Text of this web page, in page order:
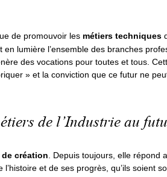
de promouvoir les métiers techniques
en lumière l’ensemble des branches
des vocations pour toutes et tous.
» et la conviction que ce futur ne
de l’Industrie au
création . Depuis toujours, elle répond
et de ses progrès, qu’ils soient